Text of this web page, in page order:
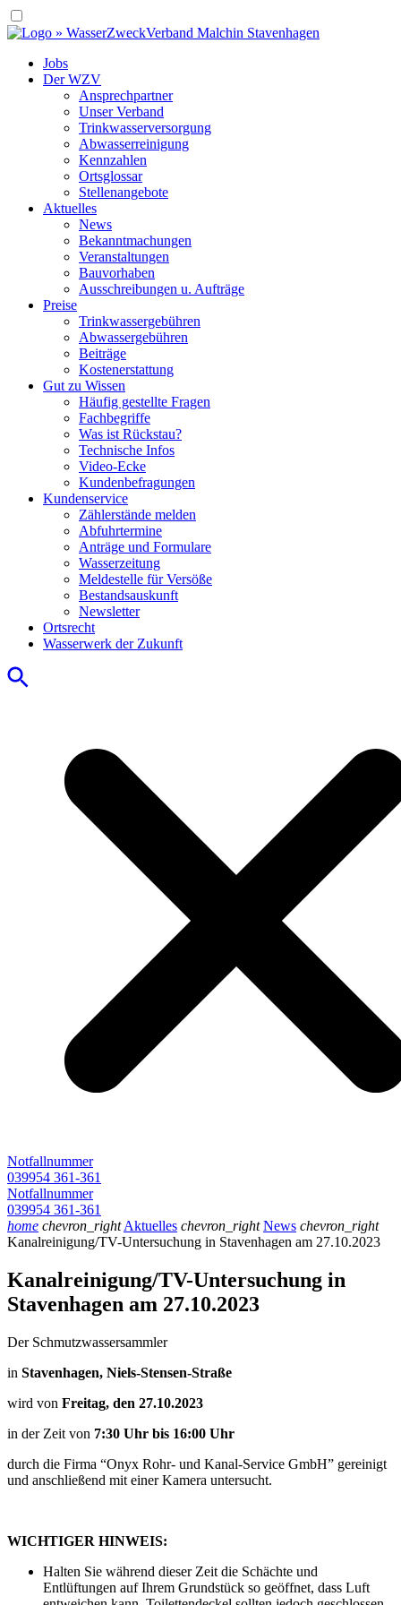
Jobs
Der WZV
Ansprechpartner
Unser Verband
Trinkwasser­versorgung
Abwasserreinigung
Kennzahlen
Ortsglossar
Stellenangebote
Aktuelles
News
Bekanntmachungen
Veranstaltungen
Bauvorhaben
Ausschreibungen u. Aufträge
Preise
Trinkwassergebühren
Abwassergebühren
Beiträge
Kostenerstattung
Gut zu Wissen
Häufig gestellte Fragen
Fachbegriffe
Was ist Rückstau?
Technische Infos
Video-Ecke
Kundenbefragungen
Kundenservice
Zählerstände melden
Abfuhrtermine
Anträge und Formulare
Wasserzeitung
Meldestelle für Versöße
Bestandsauskunft
Newsletter
Ortsrecht
Wasserwerk der Zukunft
Notfallnummer
039954 361-361
Notfallnummer
039954 361-361
home chevron_right Aktuelles chevron_right News chevron_right
Kanalreinigung/TV-Untersuchung in Stavenhagen am 27.10.2023
Kanalreinigung/TV-Untersuchung in
Stavenhagen am 27.10.2023
Der Schmutzwassersammler
in Stavenhagen, Niels-Stensen-Straße
wird von Freitag, den 27.10.2023
in der Zeit von 7:30 Uhr bis 16:00 Uhr
durch die Firma “Onyx Rohr- und Kanal-Service GmbH” gereinigt
und anschließend mit einer Kamera untersucht.
WICHTIGER HINWEIS:
Halten Sie während dieser Zeit die Schächte und
Entlüftungen auf Ihrem Grundstück so geöffnet, dass Luft